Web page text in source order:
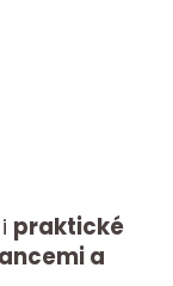
praktické
a